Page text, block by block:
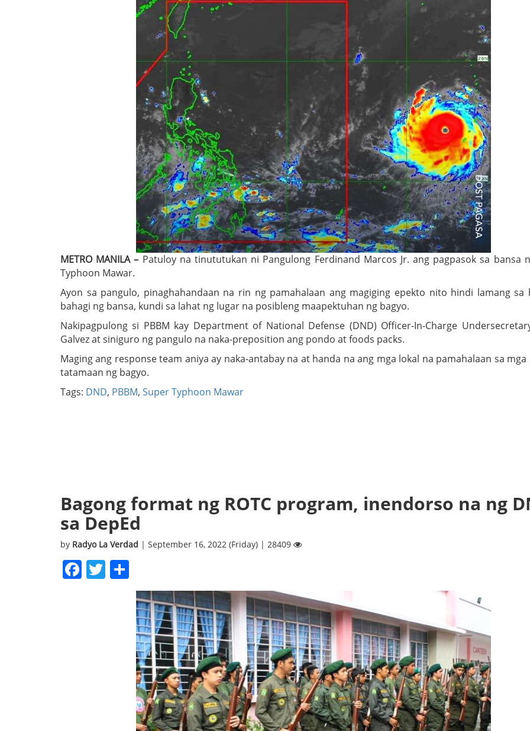
METRO MANILA – Patuloy na tinututukan ni Pangulong Ferdinand Marcos Jr. ang pagpasok sa bansa
Typhoon Mawar.
Ayon sa pangulo, pinaghahandaan na rin ng pamahalaan ang magiging epekto nito hindi lamang sa
bahagi ng bansa, kundi sa lahat ng lugar na posibleng maapektuhan ng bagyo.
Nakipagpulong si PBBM kay Department of National Defense (DND) Officer-In-Charge
Galvez at siniguro ng pangulo na naka-preposition ang pondo at foods packs.
Maging ang response team aniya ay naka-antabay na at handa na ang mga lokal na pamahalaan sa
tatamaan ng bagyo.
Tags: DND, PBBM, Super Typhoon Mawar
Bagong format ng ROTC program, inendorso na ng
sa DepEd
by Radyo La Verdad | September 16, 2022 (Friday) | 28409
Facebook
Twitter